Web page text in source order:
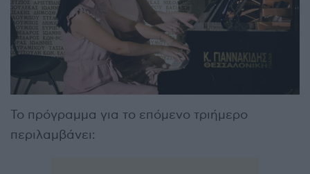
Το πρόγραμμα για το επόμενο τριήμερο
περιλαμβάνει: